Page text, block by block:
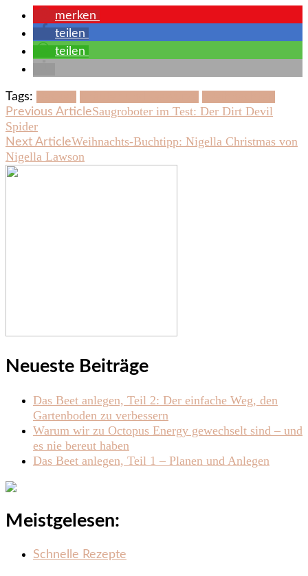
merken
teilen
teilen
Tags:
Post
Navigation
Previous ArticleSaugroboter im Test: Der Dirt Devil
Spider
Next ArticleWeihnachts-Buchtipp: Nigella Christmas von
Nigella Lawson
Neueste Beiträge
Das Beet anlegen, Teil 2: Der einfache Weg, den
Gartenboden zu verbessern
Warum wir zu Octopus Energy gewechselt sind – und
es nie bereut haben
Das Beet anlegen, Teil 1 – Planen und Anlegen
Meistgelesen:
Schnelle Rezepte